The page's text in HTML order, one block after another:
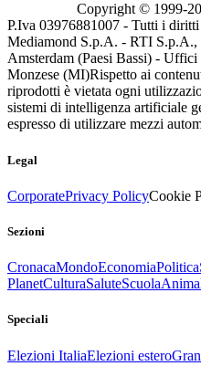
Copyright © 1999-
P.Iva 03976881007 - Tutti i
Mediamond S.p.A. - RTI S.p.A.,
Amsterdam (Paesi Bassi) -
Monzese (MI)Rispetto ai
riprodotti è vietata ogni
sistemi di intelligenza artificiale
espresso di utilizzare mezzi
Legal
CorporatePrivacy PolicyCookie
Sezioni
CronacaMondoEconomiaPolitica
PlanetCulturaSaluteScuola
Speciali
Elezioni ItaliaElezioni estero